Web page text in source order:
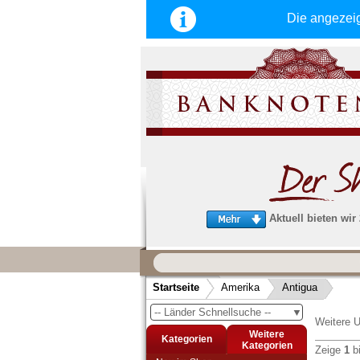
Die
Aktuell bieten wir
schnellen, sicheren und
Service
Schneller und sicherer Versand-
Bestellungen werktags bis 14:00 Uhr,
noch am selben Tag verschickt
(Versand mit DHL oder Deutsche Post)
Startseite Amerika Antigua
▼
-- Länder Schnellsuche --
Kategorien
Weitere
Kategorien
Weitere
Zeige 1